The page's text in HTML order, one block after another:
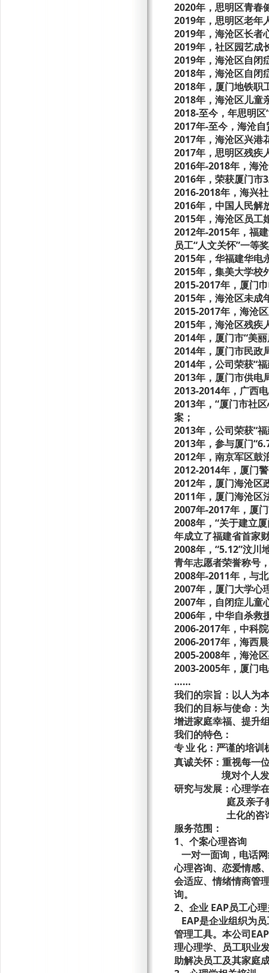
2020年，思明区青春
2019年，思明区老年
2019年，海沧区长者
2019年，社区园艺成
2019年，海沧区自闭
2018年，海沧区自闭
2018年，厦门地铁职
2018年，海沧区儿童
2018-至今，年思明
2017年-至今，海沧
2017年，海沧区兴港
2017年，思明区残疾
2016年-2018年，海
2016年，荣获厦门市
2016-2018年，海兴
2016年，中国人民解
2015年，海沧区员工
2012年-2015年，福
员工“人文关怀”一等
2015年，华福建华电
2015年，集美大学校
2015-2017年，厦门
2015年，海沧区未成
2015-2017年，海沧
2015年，海沧区残疾
2014年，厦门市“美
2014年，厦门市民政
2014年，公司荣获“
2013年，厦门市供电
2013-2014年， 广西
2013年，“厦门市社
案；
2013年，公司荣获“
2013年，参与厦门
2012年，南京军区鼓
2012-2014年，厦门
2012年，厦门海沧区
2011年，厦门海沧区
2007年-2017年，厦
2008年，“关于建立
年成立了福建省首家
2008年，“5.12”汶川
青年志愿者荣誉称号
2008年-2011年，与
2007年，厦门大学心
2007年，自闭症儿童
2006年，中华自杀救
2006-2017年，中科
2006-2017年，海西
2005-2008年，海沧
2003-2005年，厦门
……
我们的宗旨： 以人为
我们的目标与使命：
增进家庭幸福、提升
我们的特色：
专业化： 严谨的培训
真诚关怀： 重视每一
境对个人
研究与发展：心理学
庭及亲子
土化的咨
服务范围：
1、 个案心理咨询
一对一面询，电话
心理咨询、恋爱情感
会适应、情绪情商管
询。
2、 企业 EAP员工心
EAP是企业组织为
管理工具。本公司
理心理学、员工职业
助解决员工及其家庭